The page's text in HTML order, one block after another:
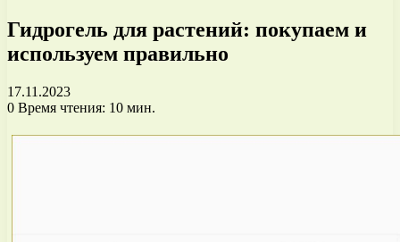
Гидрогель для растений: покупаем и
используем правильно
17.11.2023
0 Время чтения: 10 мин.